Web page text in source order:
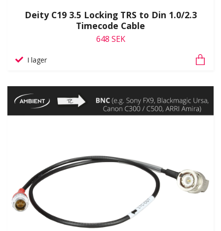
Deity C19 3.5 Locking TRS to Din 1.0/2.3
Timecode Cable
648 SEK
I lager